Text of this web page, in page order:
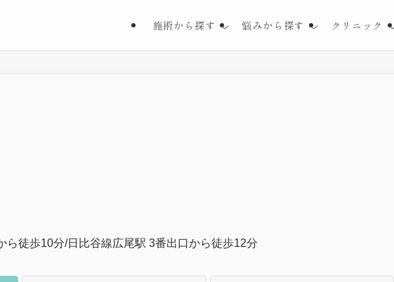
施術から探す 悩みから探す クリニック
ら徒歩10分/日比谷線広尾駅 3番出口から徒歩12分